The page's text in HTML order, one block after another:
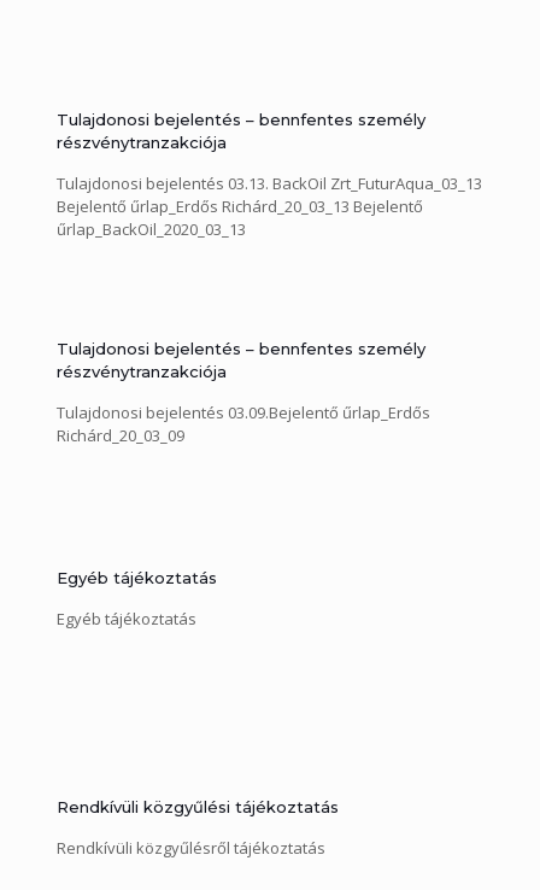
Tulajdonosi bejelentés – bennfentes személy
részvénytranzakciója
Tulajdonosi bejelentés 03.13. BackOil Zrt_FuturAqua_03_13
Bejelentő űrlap_Erdős Richárd_20_03_13 Bejelentő
űrlap_BackOil_2020_03_13
Tulajdonosi bejelentés – bennfentes személy
részvénytranzakciója
Tulajdonosi bejelentés 03.09.Bejelentő űrlap_Erdős
Richárd_20_03_09
Egyéb tájékoztatás
Egyéb tájékoztatás
Rendkívüli közgyűlési tájékoztatás
Rendkívüli közgyűlésről tájékoztatás